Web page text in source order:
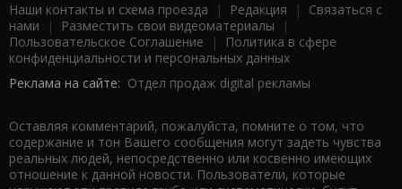
Наши контакты и схема проезда | Редакция | Связаться с
нами | Разместить свои видеоматериалы |
Пользовательское Соглашение |
Политика в сфере
конфиденциальности и персональных данных
Реклама на сайте: Отдел продаж digital рекламы
Оставляя комментарий, пожалуйста, помните о том, что
содержание и тон Вашего сообщения могут задеть чувства
реальных людей, непосредственно или косвенно имеющих
отношение к данной новости. Пользователи, которые